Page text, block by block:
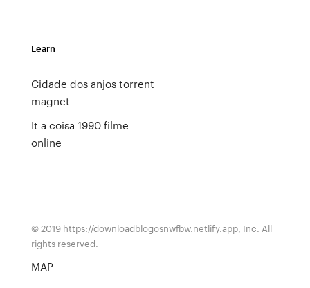
Learn
Cidade dos anjos torrent
magnet
It a coisa 1990 filme
online
© 2019 https://downloadblogosnwfbw.netlify.app, Inc. All
rights reserved.
MAP